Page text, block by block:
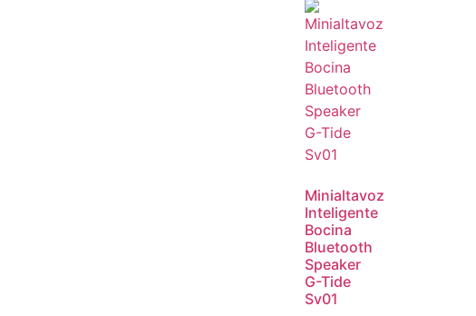
Minialtavoz
Inteligente
Bocina
Bluetooth
Speaker
G-Tide
Sv01